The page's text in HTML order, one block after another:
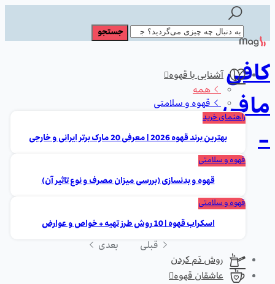
کافی
مافی
-
آشنایی با قهوه
همه
قهوه و سلامتی
راهنمای خرید
بهترین برند قهوه 2026 | معرفی 20 مارک برتر ایرانی و خارجی
قهوه و سلامتی
قهوه و بدنسازی (بررسی میزان مصرف و نوع تاثیر آن)
قهوه و سلامتی
اسکراب قهوه | 10 روش طرز تهیه + خواص و عوارض
قبلی
بعدی
روش دَم کردن
عاشقان قهوه